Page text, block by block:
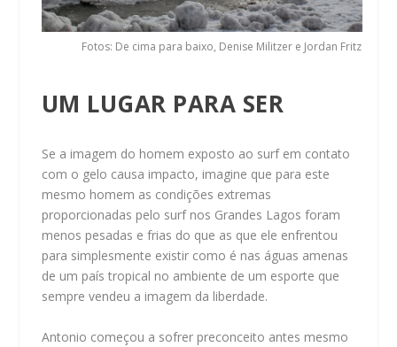
Fotos: De cima para baixo, Denise Militzer e Jordan Fritz
UM LUGAR PARA SER
Se a imagem do homem exposto ao surf em contato
com o gelo causa impacto, imagine que para este
mesmo homem as condições extremas
proporcionadas pelo surf nos Grandes Lagos foram
menos pesadas e frias do que as que ele enfrentou
para simplesmente existir como é nas águas amenas
de um país tropical no ambiente de um esporte que
sempre vendeu a imagem da liberdade.
Antonio começou a sofrer preconceito antes mesmo